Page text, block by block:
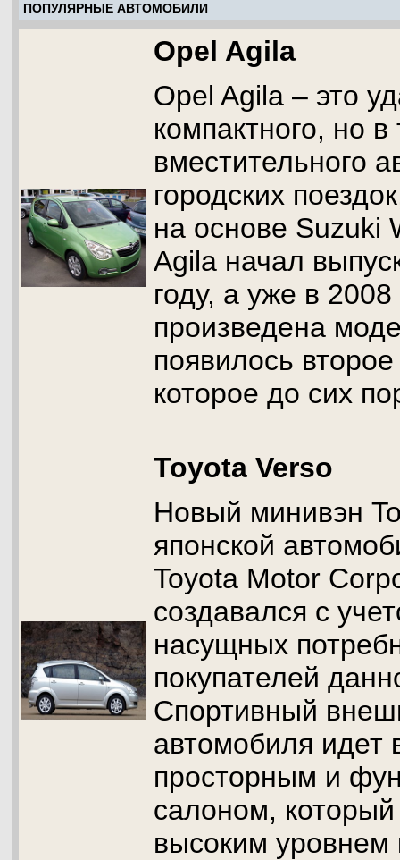
ПОПУЛЯРНЫЕ АВТОМОБИЛИ
Opel Agila
Opel Agila – это
компактного, но
вместительного
городских
на основе Suzuki
Agila начал
году, а уже в
произведена
появилось
которое до сих
Toyota Verso
Новый минивэн
японской
Toyota Motor
создавался с
насущных
покупателей
Спортивный
автомобиля идет
просторным и
салоном, который
высоким